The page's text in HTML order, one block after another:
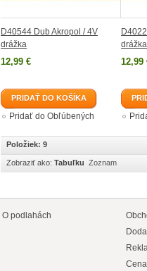
D40544 Dub Akropol / 4V
drážka
12,99 €
PRIDAŤ DO KOŠÍKA
Pridať do Obľúbených
drážka
12,99
Položiek: 9
Zobraziť ako: Tabuľku Zoznam
O podlahách